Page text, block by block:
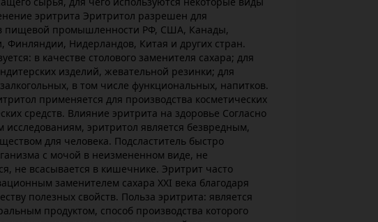
эритрита Эритритол разрешен для
пищевой промышленности РФ, США, Канады,
Финляндии, Нидерландов, Китая и других стран.
в качестве столового заменителя сахара; для
изделий, жевательной резинки; для
в том числе функциональных, напитков.
применяется для производства косметических
средств. Влияние эритрита на здоровье Согласно
исследованиям, эритритол является безвредным,
для человека. Подсластитель быстро
с мочой в неизмененном виде, не
не всасывается в кишечнике. Эритрит часто
заменителем сахара XXI века благодаря
полезных свойств. Польза эритрита: является
продуктом, способ производства которого